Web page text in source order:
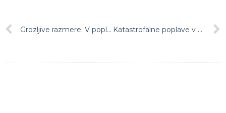
Grozljive razmere: V poplavah v Nemčiji že več kot 40 mrtvih, številna mesta odrezana od sveta Katastrofalne poplave v Nemčiji terjale vsaj 80 življenj